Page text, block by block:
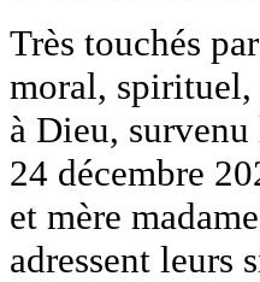
Très touchés
moral, spirituel,
à Dieu,
24 décembre
et mère
adressent leurs